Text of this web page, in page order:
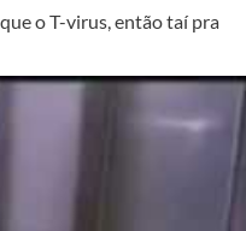
o T-virus, então taí pra